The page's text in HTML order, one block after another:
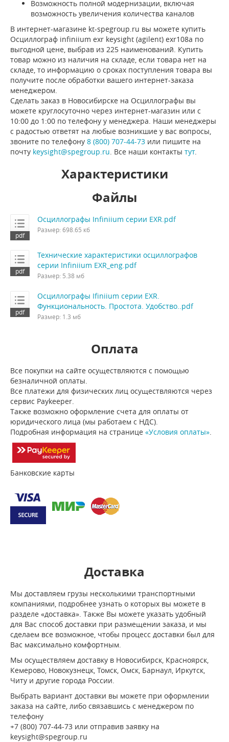
Возможность полной модернизации, включая
возможность увеличения количества каналов
В интернет-магазине kt-spegroup.ru вы можете купить
Осциллограф infiniium exr keysight (agilent) exr108a по
выгодной цене, выбрав из 225 наименований. Купить
товар можно из наличия на складе, если товара нет на
складе, то информацию о сроках поступления товара вы
получите после обработки вашего интернет-заказа
менеджером.
Сделать заказ в Новосибирске на Осциллографы вы
можете круглосуточно через интернет-магазин или с
10:00 до 1:00 по телефону у менеджера. Наши менеджеры
с радостью ответят на любые возникшие у вас вопросы,
звоните по телефону 8 (800) 707-44-73 или пишите на
почту keysight@spegroup.ru . Все наши контакты тут.
Характеристики
Файлы
Осциллографы Infiniium серии EXR.pdf
Размер: 698.65 кб
Технические характеристики осциллографов
серии Infiniium EXR_eng.pdf
Размер: 5.38 мб
Осциллографы Ifiniium серии EXR.
Функциональность. Простота. Удобство..pdf
Размер: 1.3 мб
Оплата
Все покупки на сайте осуществляются с помощью
безналичной оплаты.
Все платежи для физических лиц осуществляются через
сервис Paykeeper.
Также возможно оформление счета для оплаты от
юридического лица (мы работаем с НДС).
Подробная информация на странице «Условия оплаты»
Банковские карты
Доставка
Мы доставляем грузы несколькими транспортными
компаниями, подробнее узнать о которых вы можете в
разделе «доставка». Также Вы можете указать удобный
для Вас способ доставки при размещении заказа, и мы
сделаем все возможное, чтобы процесс доставки был для
Вас максимально комфортным.
Мы осуществляем доставку в Новосибирск, Красноярск,
Кемерово, Новокузнецк, Томск, Омск, Барнаул, Иркутск,
Читу и другие города России.
Выбрать вариант доставки вы можете при оформлении
заказа на сайте, либо связавшись с менеджером по
телефону
+7 (800) 707-44-73 или отправив заявку на
keysight@spegroup.ru